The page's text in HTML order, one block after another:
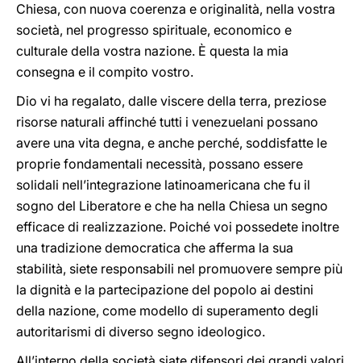
Chiesa, con nuova coerenza e originalità, nella vostra
società, nel progresso spirituale, economico e
culturale della vostra nazione. È questa la mia
consegna e il compito vostro.
Dio vi ha regalato, dalle viscere della terra, preziose
risorse naturali affinché tutti i venezuelani possano
avere una vita degna, e anche perché, soddisfatte le
proprie fondamentali necessità, possano essere
solidali nell’integrazione latinoamericana che fu il
sogno del Liberatore e che ha nella Chiesa un segno
efficace di realizzazione. Poiché voi possedete inoltre
una tradizione democratica che afferma la sua
stabilità, siete responsabili nel promuovere sempre più
la dignità e la partecipazione del popolo ai destini
della nazione, come modello di superamento degli
autoritarismi di diverso segno ideologico.